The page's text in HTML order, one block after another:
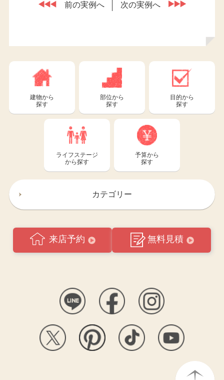
前の実例へ 次の実例へ
建物から
探す
部位から
探す
目的から
探す
ライフステージ
から探す
予算から
探す
カテゴリー
来店予約 無料見積